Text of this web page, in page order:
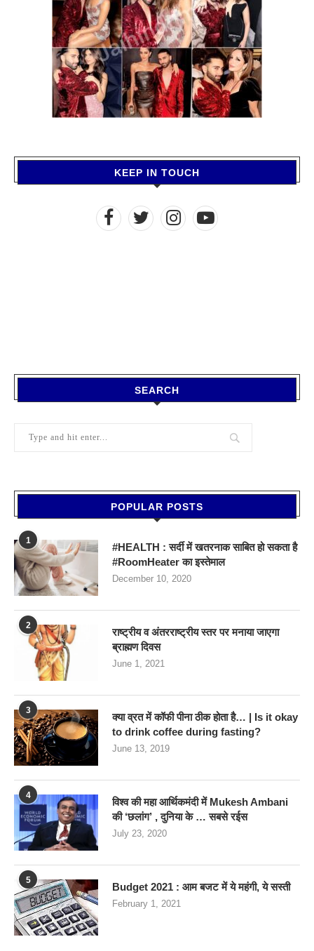
KEEP IN TOUCH
SEARCH
POPULAR POSTS
1
#HEALTH : सर्दी में खतरनाक साबित हो सकता है
#RoomHeater का इस्तेमाल
December 10, 2020
2
राष्ट्रीय व अंतरराष्ट्रीय स्तर पर मनाया जाएगा
ब्राह्मण दिवस
June 1, 2021
3
क्या व्रत में कॉफी पीना ठीक होता है… | Is it okay
to drink coffee during fasting?
June 13, 2019
4
विश्व की महा आर्थिकमंदी में Mukesh Ambani
की ‘छलांग’ , दुनिया के … सबसे रईस
July 23, 2020
5
Budget 2021 : आम बजट में ये महंगी, ये सस्‍ती
February 1, 2021